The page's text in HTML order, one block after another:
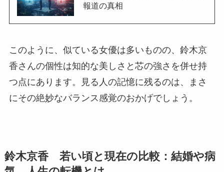
報道の真相
このように、似ている女優は多いものの、鈴木京
香さんの個性は知的な美しさと芯の強さを併せ持
つ点にあります。見る人の記憶に残るのは、まさ
にその絶妙なバランス感覚のおかげでしょう。
鈴木京香 若い頃と現在の比較：結婚や病